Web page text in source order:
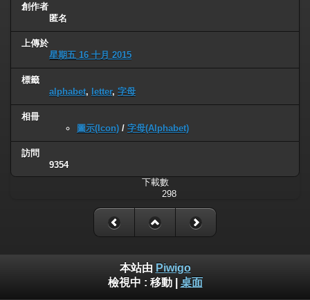
創作者
匿名
上傳於
星期五 16 十月 2015
標籤
alphabet, letter, 字母
相冊
圖示(Icon) / 字母(Alphabet)
訪問
9354
下載數
298
本站由 Piwigo
檢視中 : 移動| 桌面